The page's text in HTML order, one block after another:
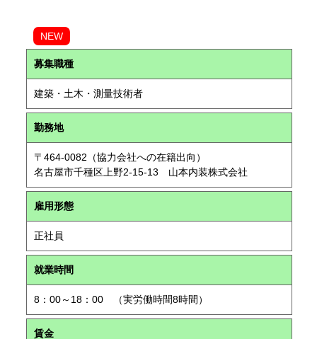
NEW
募集職種
建築・土木・測量技術者
勤務地
〒464-0082（協力会社への在籍出向）
名古屋市千種区上野2-15-13 山本内装株式会社
雇用形態
正社員
就業時間
8：00～18：00 （実労働時間8時間）
賃金